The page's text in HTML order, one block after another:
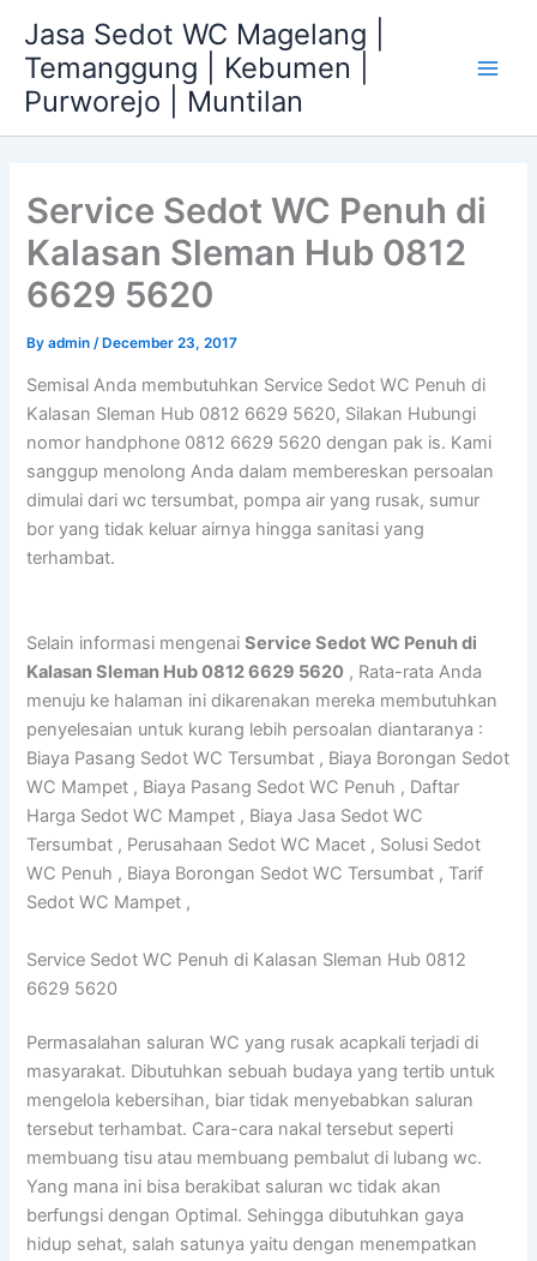
content
Jasa Sedot WC Magelang |
Temanggung | Kebumen |
Purworejo | Muntilan
Service Sedot WC Penuh di
Kalasan Sleman Hub 0812
6629 5620
Byadmin/ December 23, 2017
Semisal Anda membutuhkan Service Sedot WC Penuh di
Kalasan Sleman Hub 0812 6629 5620, Silakan Hubungi
nomor handphone 0812 6629 5620 dengan pak is. Kami
sanggup menolong Anda dalam membereskan persoalan
dimulai dari wc tersumbat, pompa air yang rusak, sumur
bor yang tidak keluar airnya hingga sanitasi yang
terhambat.
Selain informasi mengenaiService Sedot WC Penuh di
Kalasan Sleman Hub 0812 6629 5620 , Rata-rata Anda
menuju ke halaman ini dikarenakan mereka membutuhkan
penyelesaian untuk kurang lebih persoalan diantaranya :
Biaya Pasang Sedot WC Tersumbat , Biaya Borongan Sedot
WC Mampet , Biaya Pasang Sedot WC Penuh , Daftar
Harga Sedot WC Mampet , Biaya Jasa Sedot WC
Tersumbat , Perusahaan Sedot WC Macet , Solusi Sedot
WC Penuh , Biaya Borongan Sedot WC Tersumbat , Tarif
Sedot WC Mampet ,
Service Sedot WC Penuh di Kalasan Sleman Hub 0812
6629 5620
Permasalahan saluran WC yang rusak acapkali terjadi di
masyarakat. Dibutuhkan sebuah budaya yang tertib untuk
mengelola kebersihan, biar tidak menyebabkan saluran
tersebut terhambat. Cara-cara nakal tersebut seperti
membuang tisu atau membuang pembalut di lubang wc.
Yang mana ini bisa berakibat saluran wc tidak akan
berfungsi dengan Optimal. Sehingga dibutuhkan gaya
hidup sehat, salah satunya yaitu dengan menempatkan